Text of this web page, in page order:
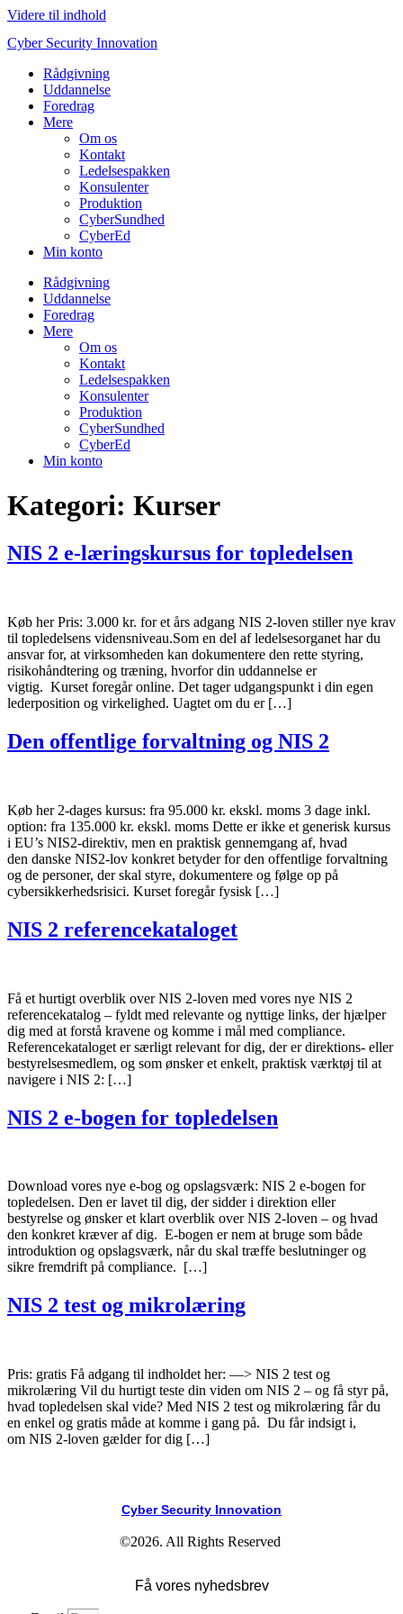
Videre til indhold
Cyber Security Innovation
Rådgivning
Uddannelse
Foredrag
Mere
Om os
Kontakt
Ledelsespakken
Konsulenter
Produktion
CyberSundhed
CyberEd
Min konto
Rådgivning
Uddannelse
Foredrag
Mere
Om os
Kontakt
Ledelsespakken
Konsulenter
Produktion
CyberSundhed
CyberEd
Min konto
Kategori: Kurser
NIS 2 e-læringskursus for topledelsen
Køb her Pris: 3.000 kr. for et års adgang NIS 2-loven stiller nye krav
til topledelsens vidensniveau.Som en del af ledelsesorganet har du
ansvar for, at virksomheden kan dokumentere den rette styring,
risikohåndtering og træning, hvorfor din uddannelse er
vigtig. Kurset foregår online. Det tager udgangspunkt i din egen
lederposition og virkelighed. Uagtet om du er […]
Den offentlige forvaltning og NIS 2
Køb her 2-dages kursus: fra 95.000 kr. ekskl. moms 3 dage inkl.
option: fra 135.000 kr. ekskl. moms Dette er ikke et generisk kursus
i EU’s NIS2-direktiv, men en praktisk gennemgang af, hvad
den danske NIS2-lov konkret betyder for den offentlige forvaltning
og de personer, der skal styre, dokumentere og følge op på
cybersikkerhedsrisici. Kurset foregår fysisk […]
NIS 2 referencekataloget
Få et hurtigt overblik over NIS 2-loven med vores nye NIS 2
referencekatalog – fyldt med relevante og nyttige links, der hjælper
dig med at forstå kravene og komme i mål med compliance.
Referencekataloget er særligt relevant for dig, der er direktions- eller
bestyrelsesmedlem, og som ønsker et enkelt, praktisk værktøj til at
navigere i NIS 2: […]
NIS 2 e-bogen for topledelsen
Download vores nye e-bog og opslagsværk: NIS 2 e-bogen for
topledelsen. Den er lavet til dig, der sidder i direktion eller
bestyrelse og ønsker et klart overblik over NIS 2-loven – og hvad
den konkret kræver af dig. E-bogen er nem at bruge som både
introduktion og opslagsværk, når du skal træffe beslutninger og
sikre fremdrift på compliance. […]
NIS 2 test og mikrolæring
Pris: gratis Få adgang til indholdet her: —> NIS 2 test og
mikrolæring Vil du hurtigt teste din viden om NIS 2 – og få styr på,
hvad topledelsen skal vide? Med NIS 2 test og mikrolæring får du
en enkel og gratis måde at komme i gang på. Du får indsigt i,
om NIS 2-loven gælder for dig […]
Cyber Security Innovation
©2026. All Rights Reserved
Få vores nyhedsbrev